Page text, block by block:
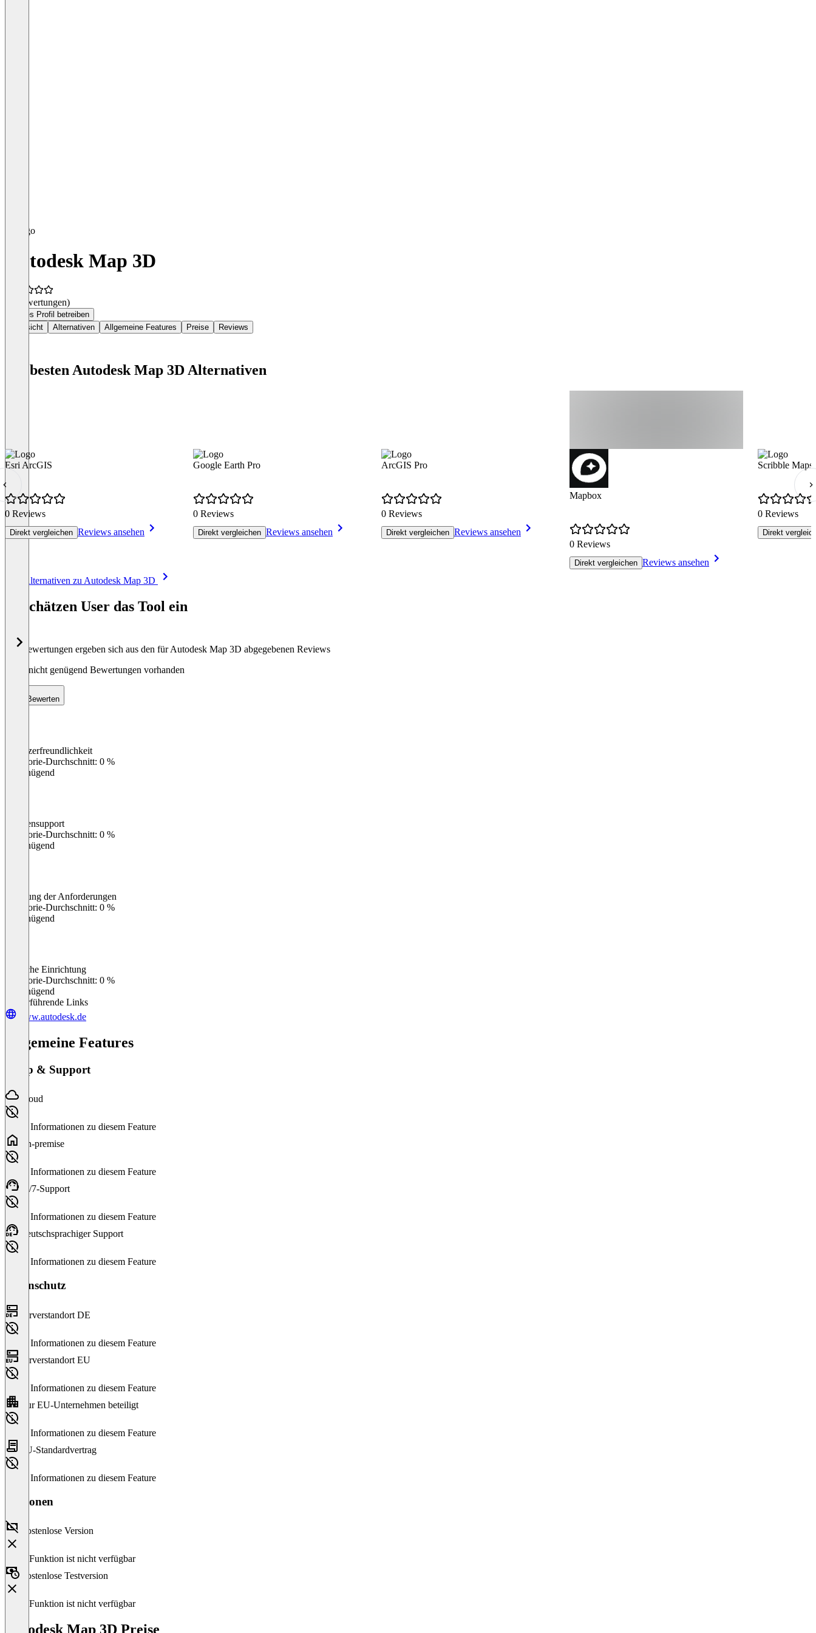
Autodesk Map 3D
(0 Bewertungen)
Dieses Profil betreiben
Übersicht
Alternativen Allgemeine Features Preise Reviews
Die besten Autodesk Map 3D Alternativen
Esri ArcGIS
0 Reviews
Direkt vergleichen Reviews ansehen
Google Earth Pro
0 Reviews
Direkt vergleichen Reviews ansehen
ArcGIS Pro
0 Reviews
Direkt vergleichen Reviews ansehen
Mapbox
0 Reviews
Direkt vergleichen Reviews ansehen
Scribble Maps
0 Reviews
Direkt
Alle Alternativen zu Autodesk Map 3D
So schätzen User das Tool ein
Die Bewertungen ergeben sich aus den für Autodesk Map 3D abgegebenen Reviews
Noch nicht genügend Bewertungen vorhanden
Bewerten
Benutzerfreundlichkeit
Kategorie-Durchschnitt: 0 %
Ungenügend
Kundensupport
Kategorie-Durchschnitt: 0 %
Ungenügend
Erfüllung der Anforderungen
Kategorie-Durchschnitt: 0 %
Ungenügend
Einfache Einrichtung
Kategorie-Durchschnitt: 0 %
Ungenügend
Weiterführende Links
www.autodesk.de
Allgemeine Features
Setup & Support
Cloud
Keine Informationen zu diesem Feature
On-premise
Keine Informationen zu diesem Feature
24/7-Support
Keine Informationen zu diesem Feature
Deutschsprachiger Support
Keine Informationen zu diesem Feature
Datenschutz
Serverstandort DE
Keine Informationen zu diesem Feature
Serverstandort EU
Keine Informationen zu diesem Feature
Nur EU-Unternehmen beteiligt
Keine Informationen zu diesem Feature
EU-Standardvertrag
Keine Informationen zu diesem Feature
Versionen
Kostenlose Version
Diese Funktion ist nicht verfügbar
Kostenlose Testversion
Diese Funktion ist nicht verfügbar
Autodesk Map 3D Preise